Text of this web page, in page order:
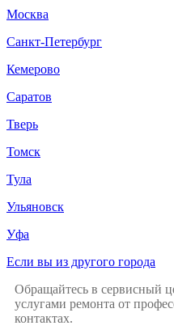
Москва
Санкт-Петербург
Кемерово
Саратов
Тверь
Томск
Тула
Ульяновск
Уфа
Если вы из другого города
Обращайтесь в сервисный
услугами ремонта от
контактах.